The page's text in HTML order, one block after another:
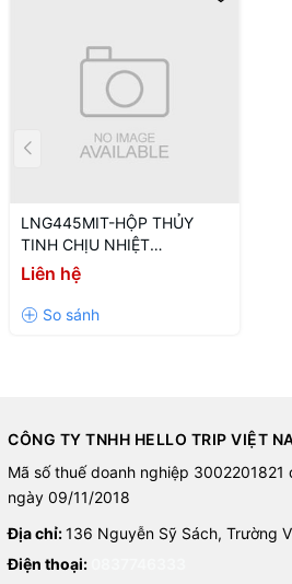
LNG445MIT-HỘP THỦY
TINH CHỊU NHIỆT
LOCKNLOCK -1L-MIT-CN-6-
BOS-Single
Liên hệ
CÔNG TY TNHH HELLO TRIP VIỆT
Mã số thuế doanh nghiệp 3002201821
ngày 09/11/2018
Địa chỉ:136 Nguyễn Sỹ Sách, Trường
Điện thoại: